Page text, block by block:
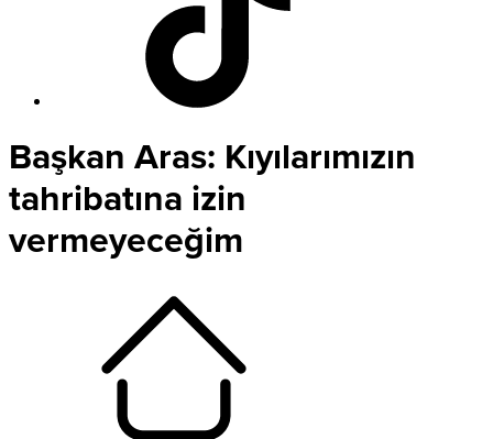
Başkan Aras: Kıyılarımızın
tahribatına izin
vermeyeceğim